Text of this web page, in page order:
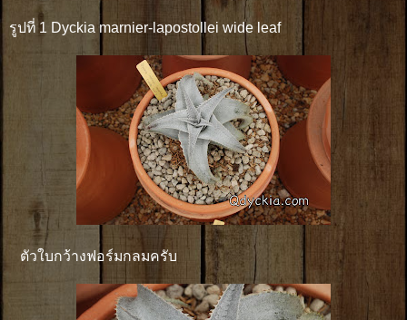
รูปที่ 1 Dyckia marnier-lapostollei wide leaf
ตัวใบกว้างฟอร์มกลมครับ